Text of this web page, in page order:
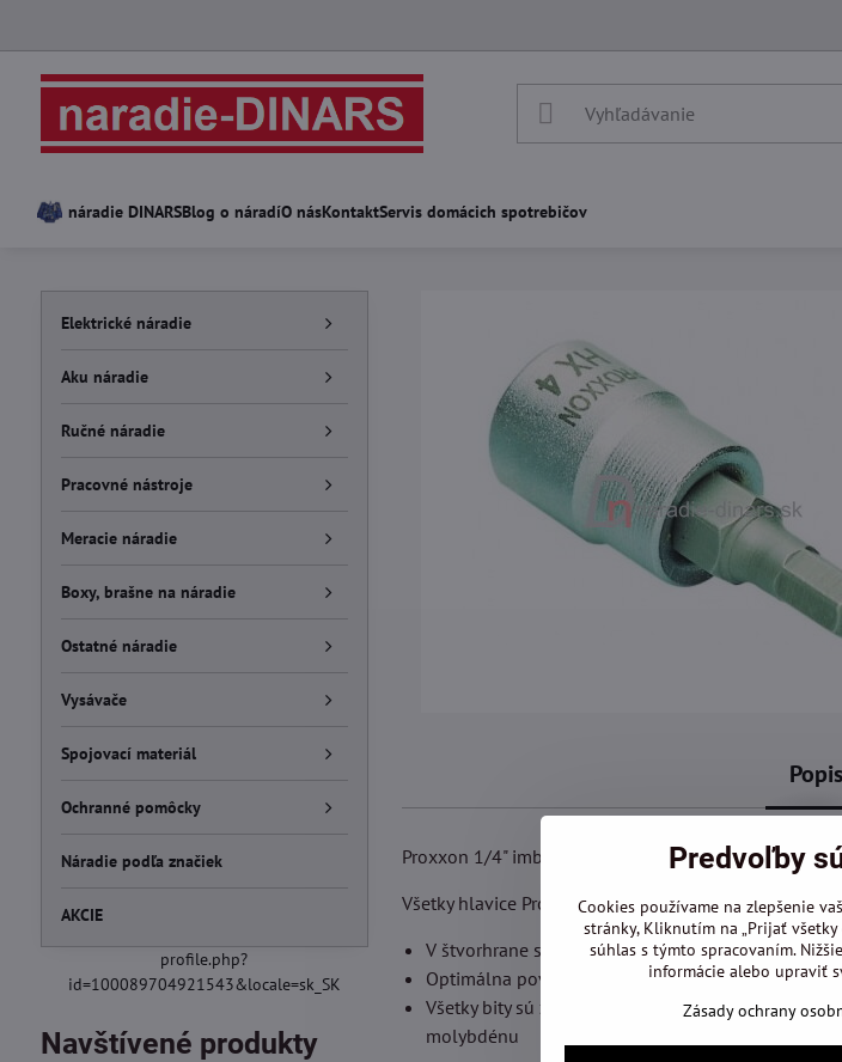
náradie DINARSBlog o náradíO násKontaktServis domácich spotrebičov
Popis
Proxxon 1/4" imbusy všetky rozmery: 2-2,5-3-4-5-6-8
Všetky hlavice Proxxon sú vykuté z ocele 31CrV.
V štvorhrane sú vyfrézované drážky, zabezpečujúce
Optimálna povrchová ochrana: 2x poniklované a
Všetky bity sú z kvalitnej legovanej ocele s
molybdénu
Elektrické náradie
Aku náradie
Ručné náradie
Pracovné nástroje
Meracie náradie
Boxy, brašne na náradie
Ostatné náradie
Vysávače
Spojovací materiál
Ochranné pomôcky
Náradie podľa značiek
AKCIE
profile.php?
id=100089704921543&locale=sk_SK
Navštívené produkty
Predvoľby
Cookies používame na zlepšenie
stránky, Kliknutím na „Prijať
súhlas s týmto spracovaním.
informácie alebo upraviť
Zásady ochrany